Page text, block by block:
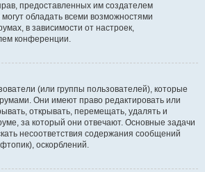
предоставленных им создателем
обладать всеми возможностями
в зависимости от настроек,
конференции.
(или группы пользователей), которые
Они имеют право редактировать или
открывать, перемещать, удалять и
за который они отвечают. Основные задачи
несоответствия содержания сообщений
оскорблений.